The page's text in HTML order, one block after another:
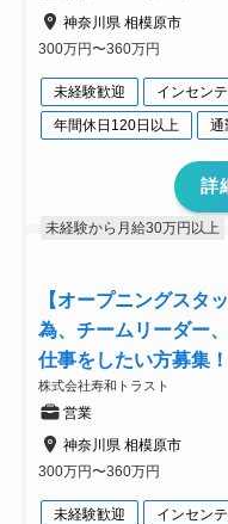
神奈川県 相模原市
300万円〜360万円
未経験歓迎 インセン
年間休日120日以上
通
詳
未経験から月給30万円以上
【オープニングスタ
為、チームリーダー
仕事をしたい方募集！
株式会社寿和トラスト
営業
神奈川県 相模原市
300万円〜360万円
未経験歓迎 インセン